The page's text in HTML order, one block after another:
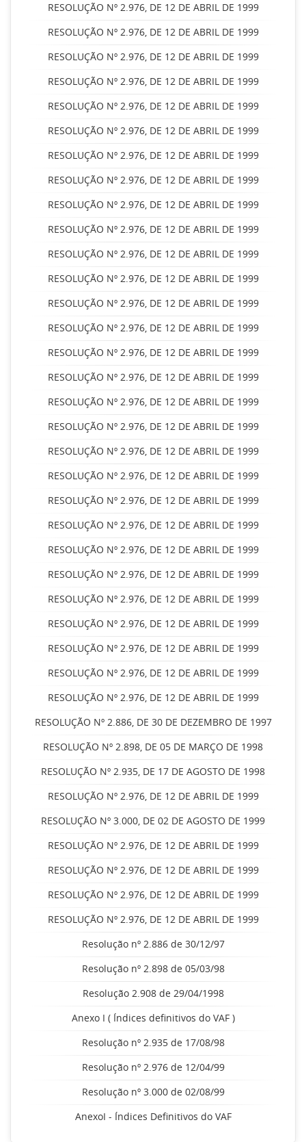
RESOLUÇÃO Nº 2.976, DE 12 DE ABRIL DE 1999
RESOLUÇÃO Nº 2.976, DE 12 DE ABRIL DE 1999
RESOLUÇÃO Nº 2.976, DE 12 DE ABRIL DE 1999
RESOLUÇÃO Nº 2.976, DE 12 DE ABRIL DE 1999
RESOLUÇÃO Nº 2.976, DE 12 DE ABRIL DE 1999
RESOLUÇÃO Nº 2.976, DE 12 DE ABRIL DE 1999
RESOLUÇÃO Nº 2.976, DE 12 DE ABRIL DE 1999
RESOLUÇÃO Nº 2.976, DE 12 DE ABRIL DE 1999
RESOLUÇÃO Nº 2.976, DE 12 DE ABRIL DE 1999
RESOLUÇÃO Nº 2.976, DE 12 DE ABRIL DE 1999
RESOLUÇÃO Nº 2.976, DE 12 DE ABRIL DE 1999
RESOLUÇÃO Nº 2.976, DE 12 DE ABRIL DE 1999
RESOLUÇÃO Nº 2.976, DE 12 DE ABRIL DE 1999
RESOLUÇÃO Nº 2.976, DE 12 DE ABRIL DE 1999
RESOLUÇÃO Nº 2.976, DE 12 DE ABRIL DE 1999
RESOLUÇÃO Nº 2.976, DE 12 DE ABRIL DE 1999
RESOLUÇÃO Nº 2.976, DE 12 DE ABRIL DE 1999
RESOLUÇÃO Nº 2.976, DE 12 DE ABRIL DE 1999
RESOLUÇÃO Nº 2.976, DE 12 DE ABRIL DE 1999
RESOLUÇÃO Nº 2.976, DE 12 DE ABRIL DE 1999
RESOLUÇÃO Nº 2.976, DE 12 DE ABRIL DE 1999
RESOLUÇÃO Nº 2.976, DE 12 DE ABRIL DE 1999
RESOLUÇÃO Nº 2.976, DE 12 DE ABRIL DE 1999
RESOLUÇÃO Nº 2.976, DE 12 DE ABRIL DE 1999
RESOLUÇÃO Nº 2.976, DE 12 DE ABRIL DE 1999
RESOLUÇÃO Nº 2.976, DE 12 DE ABRIL DE 1999
RESOLUÇÃO Nº 2.976, DE 12 DE ABRIL DE 1999
RESOLUÇÃO Nº 2.976, DE 12 DE ABRIL DE 1999
RESOLUÇÃO Nº 2.976, DE 12 DE ABRIL DE 1999
RESOLUÇÃO Nº 2.886, DE 30 DE DEZEMBRO DE 1997
RESOLUÇÃO Nº 2.898, DE 05 DE MARÇO DE 1998
RESOLUÇÃO Nº 2.935, DE 17 DE AGOSTO DE 1998
RESOLUÇÃO Nº 2.976, DE 12 DE ABRIL DE 1999
RESOLUÇÃO Nº 3.000, DE 02 DE AGOSTO DE 1999
RESOLUÇÃO Nº 2.976, DE 12 DE ABRIL DE 1999
RESOLUÇÃO Nº 2.976, DE 12 DE ABRIL DE 1999
RESOLUÇÃO Nº 2.976, DE 12 DE ABRIL DE 1999
RESOLUÇÃO Nº 2.976, DE 12 DE ABRIL DE 1999
Resolução nº 2.886 de 30/12/97
Resolução nº 2.898 de 05/03/98
Resolução 2.908 de 29/04/1998
Anexo I ( Índices definitivos do VAF )
Resolução nº 2.935 de 17/08/98
Resolução nº 2.976 de 12/04/99
Resolução nº 3.000 de 02/08/99
AnexoI - Índices Definitivos do VAF